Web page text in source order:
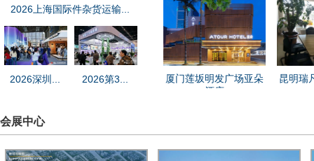
2026上海国际件杂货运输...
2026深圳... 2026第3...
厦门莲坂明发广场亚朵
酒店
昆明瑞
会展中心